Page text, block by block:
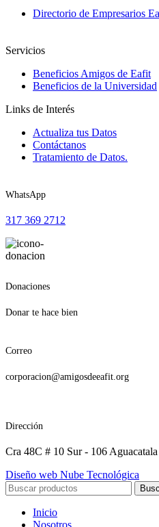
Directorio de Empresarios
Servicios
Beneficios Amigos de Eafit
Beneficios de la Universidad
Links de Interés
Actualiza tus Datos
Contáctanos
Tratamiento de Datos.
WhatsApp
317 369 2712
Donaciones
Donar te hace bien
Correo
corporacion@amigosdeeafit.org
Dirección
Cra 48C # 10 Sur - 106
Diseño web Nube Tecnológica
Inicio